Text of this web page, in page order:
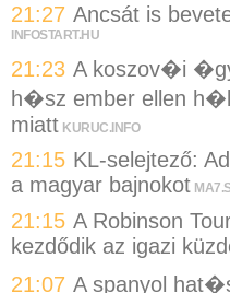
21:27 Ancsát is
INFOSTART.HU
21:23 A koszov�i
h�sz ember ellen
miatt KURUC.INFO
21:15 KL-selejtező:
a magyar bajnokot
21:15 A Robinson
kezdődik az igazi
21:07 A spanyol